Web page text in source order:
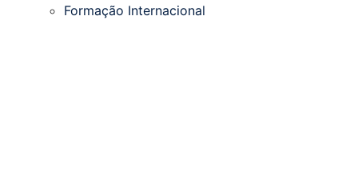
Formação Internacional